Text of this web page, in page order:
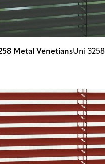
Metal VenetiansUni 3258